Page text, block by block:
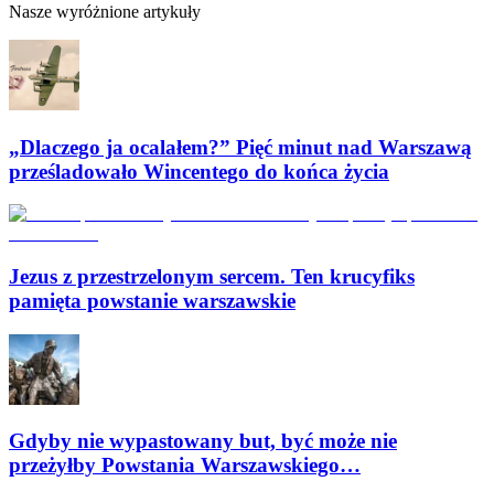
Nasze wyróżnione artykuły
„Dlaczego ja ocalałem?” Pięć minut nad Warszawą
prześladowało Wincentego do końca życia
Jezus z przestrzelonym sercem. Ten krucyfiks
pamięta powstanie warszawskie
Gdyby nie wypastowany but, być może nie
przeżyłby Powstania Warszawskiego…